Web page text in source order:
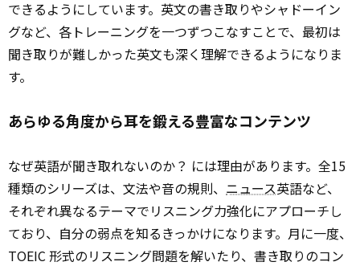
できるようにしています。英文の書き取りやシャドーイン
グなど、各トレーニングを一つずつこなすことで、最初は
聞き取りが難しかった英文も深く理解できるようになりま
す。
あらゆる角度から耳を鍛える豊富なコンテンツ
なぜ英語が聞き取れないのか？ には理由があります。全15
種類のシリーズは、文法や音の規則、 ニュース英語など、
それぞれ異なるテーマでリスニング力強化にアプローチし
ており、自分の弱点を知るきっかけになります。月に一度、
TOEIC 形式のリスニング問題を解いたり、書き取りのコン